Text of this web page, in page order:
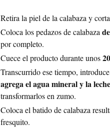
Retira la piel de la calabaza y
Coloca los pedazos de calabaza
por completo.
Cuece el producto durante unos
Transcurrido ese tiempo,
agrega el agua mineral y la
transformarlos en zumo.
Coloca el batido de calabaza
fresquito.